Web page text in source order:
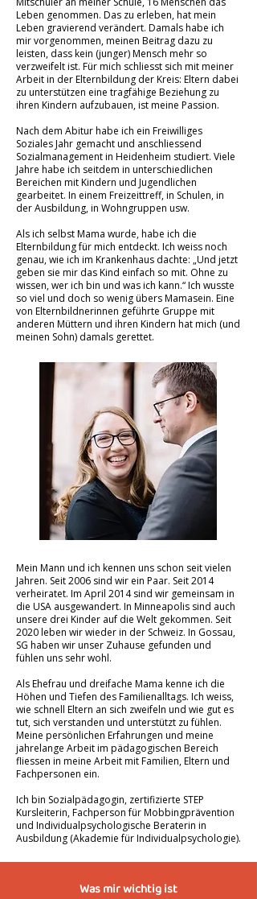
Leben genommen. Das zu erleben, hat mein
Leben gravierend verändert. Damals habe ich
mir vorgenommen, meinen Beitrag dazu zu
leisten, dass kein (junger) Mensch mehr so
verzweifelt ist. Für mich schliesst sich mit meiner
Arbeit in der Elternbildung der Kreis: Eltern dabei
zu unterstützen eine tragfähige Beziehung zu
ihren Kindern aufzubauen, ist meine Passion.
Nach dem Abitur habe ich ein Freiwilliges
Soziales Jahr gemacht und anschliessend
Sozialmanagement in Heidenheim studiert. Viele
Jahre habe ich seitdem in unterschiedlichen
Bereichen mit Kindern und Jugendlichen
gearbeitet. In einem Freizeittreff, in Schulen, in
der Ausbildung, in Wohngruppen usw.
Als ich selbst Mama wurde, habe ich die
Elternbildung für mich entdeckt. Ich weiss noch
genau, wie ich im Krankenhaus dachte: „Und jetzt
geben sie mir das Kind einfach so mit. Ohne zu
wissen, wer ich bin und was ich kann.“ Ich wusste
so viel und doch so wenig übers Mamasein. Eine
von Elternbildnerinnen geführte Gruppe mit
anderen Müttern und ihren Kindern hat mich (und
meinen Sohn) damals gerettet.
Mein Mann und ich kennen uns schon seit vielen
Jahren. Seit 2006 sind wir ein Paar. Seit 2014
verheiratet. Im April 2014 sind wir gemeinsam in
die USA ausgewandert. In Minneapolis sind auch
unsere drei Kinder auf die Welt gekommen. Seit
2020 leben wir wieder in der Schweiz. In Gossau,
SG haben wir unser Zuhause gefunden und
fühlen uns sehr wohl.
Als Ehefrau und dreifache Mama kenne ich die
Höhen und Tiefen des Familienalltags. Ich weiss,
wie schnell Eltern an sich zweifeln und wie gut es
tut, sich verstanden und unterstützt zu fühlen.
Meine persönlichen Erfahrungen und meine
jahrelange Arbeit im pädagogischen Bereich
fliessen in meine Arbeit mit Familien, Eltern und
Fachpersonen ein.
Ich bin Sozialpädagogin, zertifizierte STEP
Kursleiterin, Fachperson für Mobbingprävention
und Individualpsychologische Beraterin in
Ausbildung (Akademie für Individualpsychologie).
Was mir wichtig ist